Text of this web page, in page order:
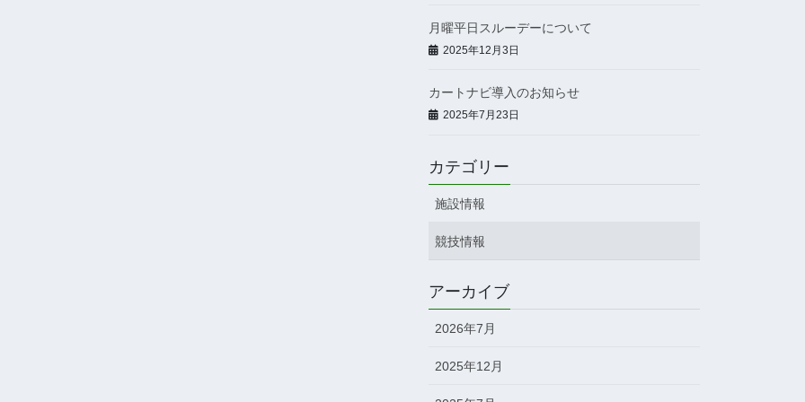
月曜平日スルーデーについて
2025年12月3日
カートナビ導入のお知らせ
2025年7月23日
カテゴリー
施設情報
競技情報
アーカイブ
2026年7月
2025年12月